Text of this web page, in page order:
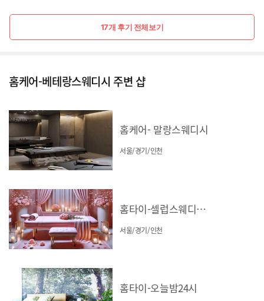
17개 후기 전체보기
홈케어-베테랑스웨디시 주변 샵
홈케어- 말랑스웨디시
서울/경기/인천
홈타이-셀럽스웨디시(서울/경기/인천)
서울/경기/인천
홈타이-오늘밤24시